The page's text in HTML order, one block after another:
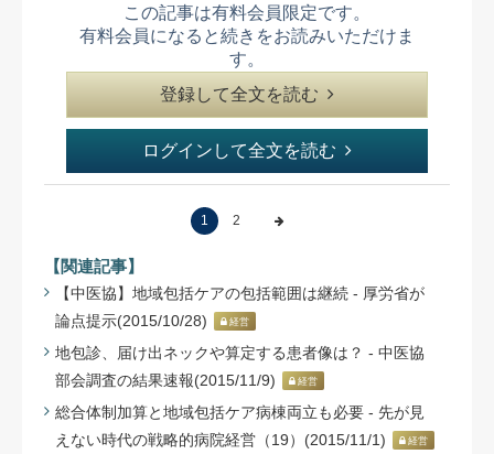
この記事は有料会員限定です。
有料会員になると続きをお読みいただけま
す。
登録して全文を読む
ログインして全文を読む
1 2
【関連記事】
【中医協】地域包括ケアの包括範囲は継続 - 厚労省が
論点提示(2015/10/28)
経営
地包診、届け出ネックや算定する患者像は？ - 中医協
部会調査の結果速報(2015/11/9)
経営
総合体制加算と地域包括ケア病棟両立も必要 - 先が見
えない時代の戦略的病院経営（19）(2015/11/1)
経営